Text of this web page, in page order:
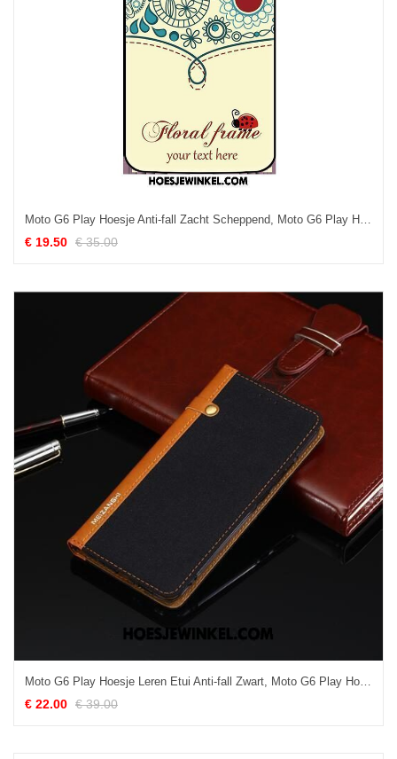
Moto G6 Play Hoesje Anti-fall Zacht Scheppend, Moto G6 Play Hoesje Bescherming Siliconen
€ 19.50 € 35.00
Moto G6 Play Hoesje Leren Etui Anti-fall Zwart, Moto G6 Play Hoesje Clamshell Mode
€ 22.00 € 39.00